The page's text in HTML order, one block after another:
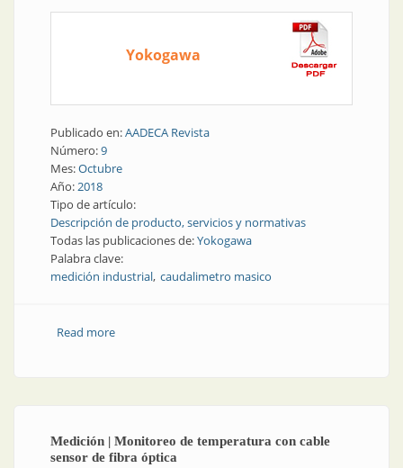
Yokogawa
Publicado en:AADECA Revista
Número:9
Mes:Octubre
Año:2018
Tipo de artículo:
Descripción de producto, servicios y normativas
Todas las publicaciones de:Yokogawa
Palabra clave:
medición industrial caudalimetro masico
Read moreabout Medición industrial | Nueva línea de
Medición | Monitoreo de temperatura con cable
sensor de fibra óptica